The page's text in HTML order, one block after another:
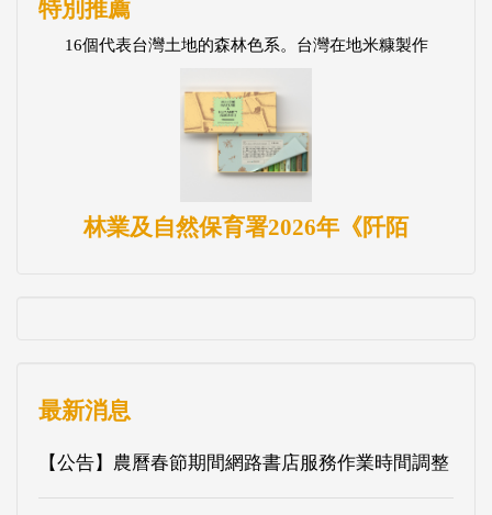
特別推薦
16個代表台灣土地的森林色系。台灣在地米糠製作
林業及自然保育署2026年《阡陌
最新消息
【公告】農曆春節期間網路書店服務作業時間調整